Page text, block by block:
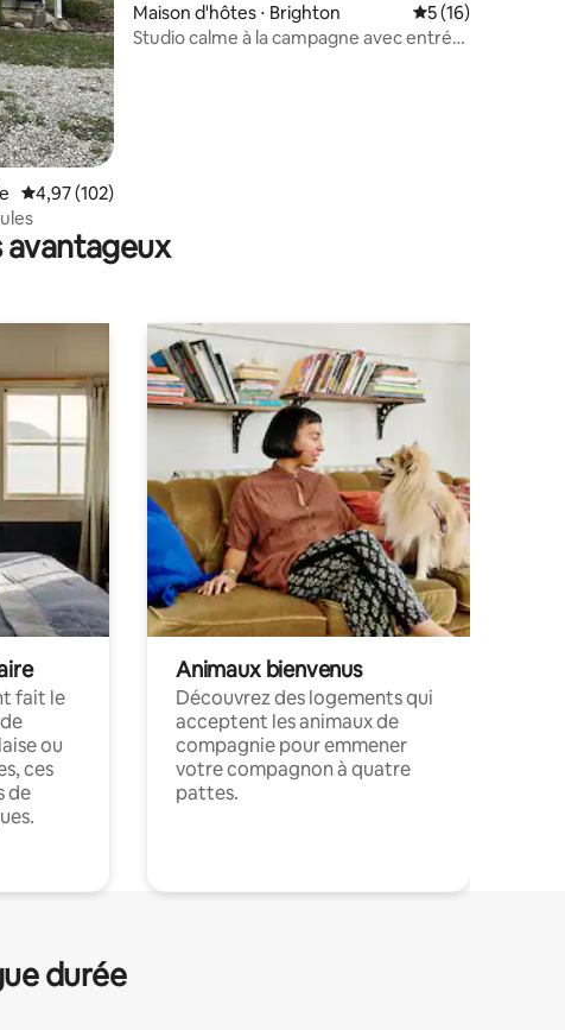
Évaluation moyenne sur la base de 102 commentaires : 4,97 sur 5
4,97 (102)
Maison d'hôtes ⋅ Brighton Évaluation
5 (16)
Studio calme à la campagne avec entrée
fait le
ou
ces
de
Animaux bienvenus
Découvrez des logements qui
acceptent les animaux de
compagnie pour emmener
votre compagnon à quatre
pattes.
durée